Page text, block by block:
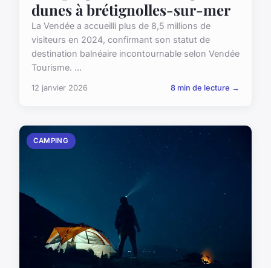
dunes à brétignolles-sur-mer
La Vendée a accueilli plus de 8,5 millions de
visiteurs en 2024, confirmant son statut de
destination balnéaire incontournable selon Vendée
Tourisme. ...
12 janvier 2026 8 min de lecture →
CAMPING